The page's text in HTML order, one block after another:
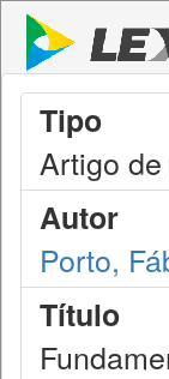
Tipo
Artigo
Autor
Porto,
Título